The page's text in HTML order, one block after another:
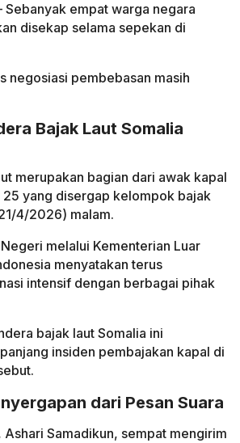
Sebanyak empat warga negara
disekap selama sepekan di
negosiasi pembebasan masih
Bajak Laut Somalia
merupakan bagian dari awak kapal
yang disergap kelompok bajak
4/2026) malam.
melalui Kementerian Luar
menyatakan terus
intensif dengan berbagai pihak
bajak laut Somalia ini
insiden pembajakan kapal di
dari Pesan Suara
Ashari Samadikun, sempat mengirim